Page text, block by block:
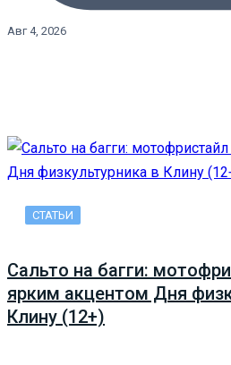
Авг 4, 2026
СТАТЬИ
Сальто на багги:
ярким акцентом Дня
Клину (12+)